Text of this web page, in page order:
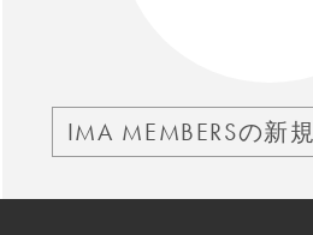
IMA MEMBERSの新